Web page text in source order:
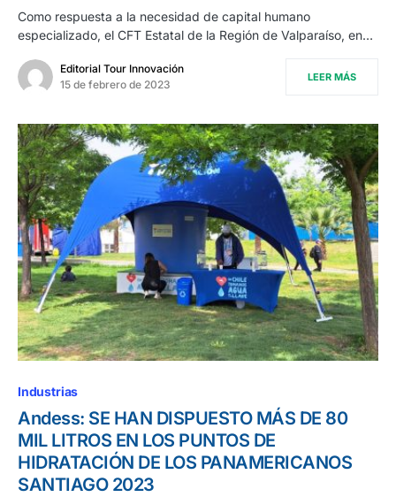
Como respuesta a la necesidad de capital humano
especializado, el CFT Estatal de la Región de Valparaíso, en…
Editorial Tour Innovación
15 de febrero de 2023
LEER MÁS
Industrias
Andess: SE HAN DISPUESTO MÁS DE 80
MIL LITROS EN LOS PUNTOS DE
HIDRATACIÓN DE LOS PANAMERICANOS
SANTIAGO 2023